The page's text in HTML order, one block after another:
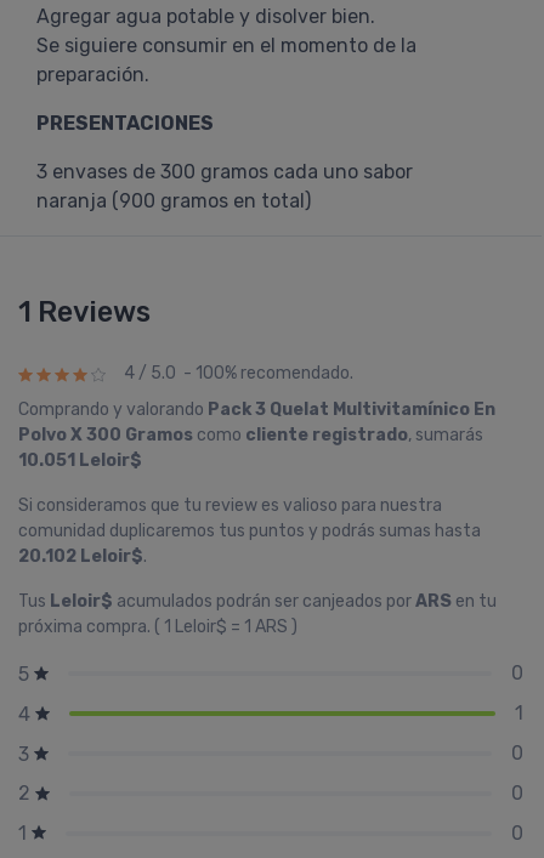
Agregar agua potable y disolver bien.
Se siguiere consumir en el momento de la
preparación.
PRESENTACIONES
3 envases de 300 gramos cada uno sabor
naranja (900 gramos en total)
1 Reviews
4 / 5.0 - 100% recomendado.
Comprando y valorando Pack 3 Quelat Multivitamínico En
Polvo X 300 Gramos como cliente registrado, sumarás
10.051 Leloir$
Si consideramos que tu review es valioso para nuestra
comunidad duplicaremos tus puntos y podrás sumas hasta
20.102 Leloir$.
Tus Leloir$ acumulados podrán ser canjeados porARS en tu
próxima compra. ( 1 Leloir$ = 1 ARS )
5
0
4
1
3
0
2
0
1
0